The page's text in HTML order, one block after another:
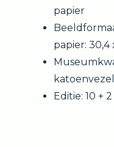
papier
papier: 30,4
Editie: 10 +